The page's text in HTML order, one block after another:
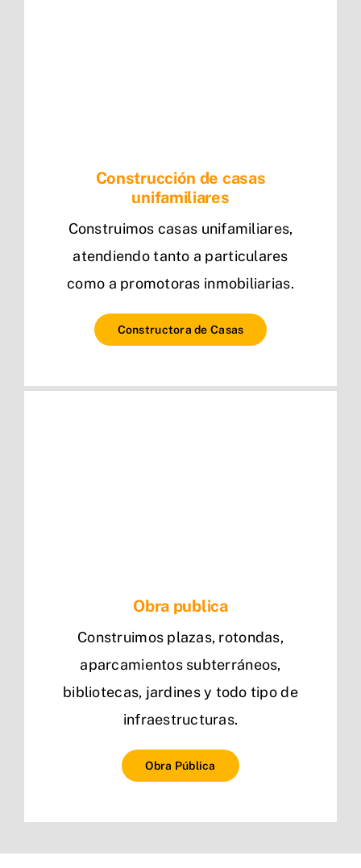
Construcción de casas
unifamiliares
Construimos casas unifamiliares,
atendiendo tanto a particulares
como a promotoras inmobiliarias.
Constructora de Casas
Obra publica
Construimos plazas, rotondas,
aparcamientos subterráneos,
bibliotecas, jardines y todo tipo de
infraestructuras.
Obra Pública